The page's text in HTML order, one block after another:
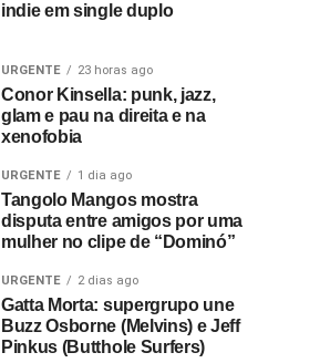
indie em single duplo
URGENTE 23 horas ago
Conor Kinsella: punk, jazz,
glam e pau na direita e na
xenofobia
URGENTE 1 dia ago
Tangolo Mangos mostra
disputa entre amigos por uma
mulher no clipe de “Dominó”
URGENTE 2 dias ago
Gatta Morta: supergrupo une
Buzz Osborne (Melvins) e Jeff
Pinkus (Butthole Surfers)